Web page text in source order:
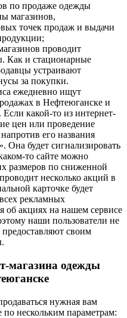
по продаже одежды
магазинов,
точек продаж и выдачи
проводит
Как и стационарные
устраивают
за покупки.
ежедневно ищут
в Нефтеюганске и
какой-то из интернет-
цен или проведение
его названия
Она будет сигнализировать
то сайте можно
размеров по сниженной
несколько акций в
карточке будет
рекламных
акциях на нашем сервисе
наши пользователи не
своим
магазина одежды
нужная вам
нескольким параметрам: